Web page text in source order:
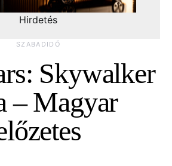
Hirdetés
SZABADIDŐ
Skywalker
– Magyar